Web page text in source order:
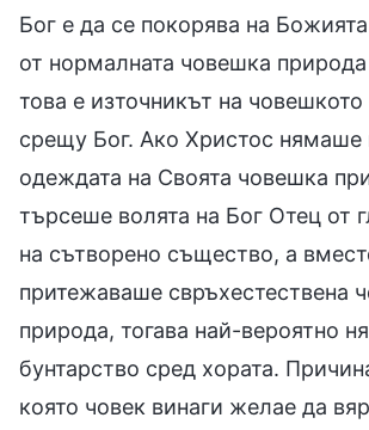
Бог е да се покорява на
от нормалната човешка
това е източникът на човешкото
срещу Бог. Ако Христос нямаше
одеждата на Своята човешка
търсеше волята на Бог Отец от
на сътворено същество, а
притежаваше свръхестествена
природа, тогава най-вероятно
бунтарство сред хората.
която човек винаги желае да